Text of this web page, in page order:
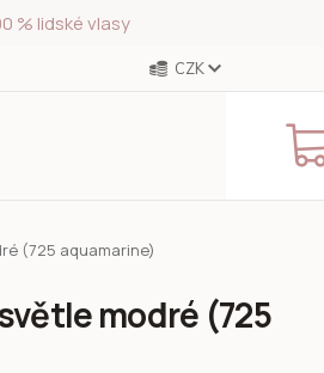
% lidské vlasy
CZK
(725 aquamarine)
modré (725